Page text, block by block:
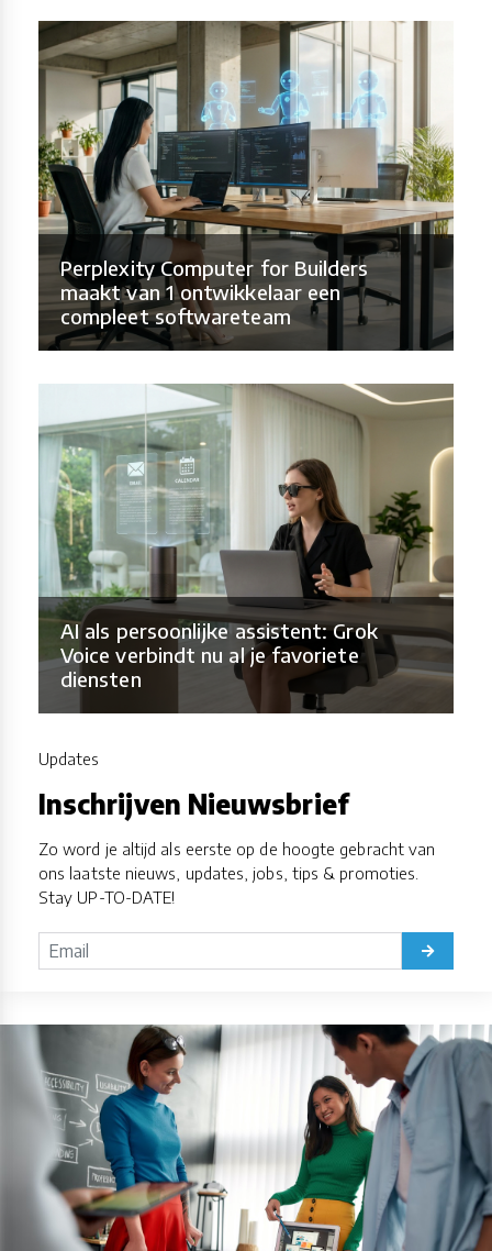
Perplexity Computer for Builders
maakt van 1 ontwikkelaar een
compleet softwareteam
AI als persoonlijke assistent: Grok
Voice verbindt nu al je favoriete
diensten
Updates
Inschrijven Nieuwsbrief
Zo word je altijd als eerste op de hoogte gebracht van
ons laatste nieuws, updates, jobs, tips & promoties.
Stay UP-TO-DATE!